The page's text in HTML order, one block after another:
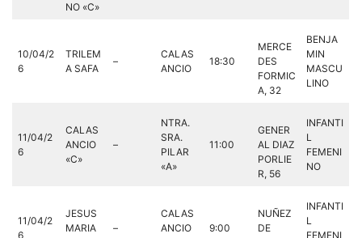
NO «C»
10/04/2
6
TRILEM
A SAFA
–
CALAS
ANCIO
18:30
MERCE
DES
FORMIC
A, 32
BENJA
MIN
MASCU
LINO
11/04/2
6
CALAS
ANCIO
«C»
–
NTRA.
SRA.
PILAR
«A»
11:00
GENER
AL DIAZ
PORLIE
R, 56
INFANTI
L
FEMENI
NO
11/04/2
6
JESUS
MARIA
–
CALAS
ANCIO
9:00
NUÑEZ
DE
INFANTI
L
FEMENI